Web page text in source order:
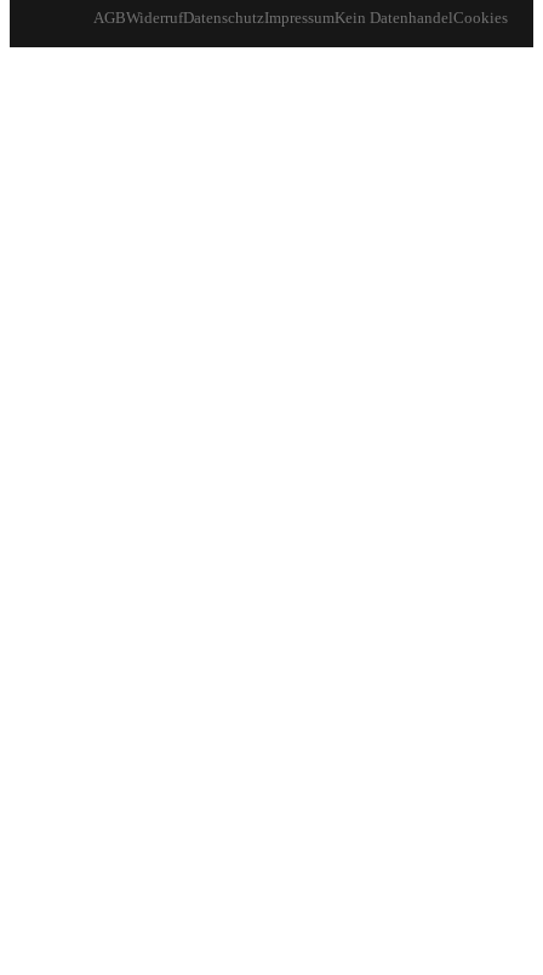
AGBWiderrufDatenschutzImpressumKein DatenhandelCookies